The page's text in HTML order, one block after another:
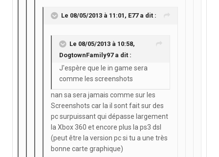
Le 08/05/2013 à 11:01, E77 a dit :
Le 08/05/2013 à 10:58,
DogtownFamily97 a dit :
J'espère que le in game sera
comme les screenshots
nan sa sera jamais comme sur les
Screenshots car la il sont fait sur des
pc surpuissant qui dépasse largement
la Xbox 360 et encore plus la ps3 dsl
(peut être la version pc si tu a une très
bonne carte graphique)